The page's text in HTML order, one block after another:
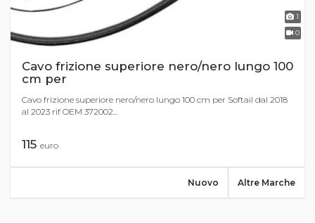
1
0
Cavo frizione superiore nero/nero lungo 100
cm per
Cavo frizione superiore nero/nero lungo 100 cm per Softail dal 2018
al 2023 rif OEM 372002...
115 euro
Altre Marche
Nuovo